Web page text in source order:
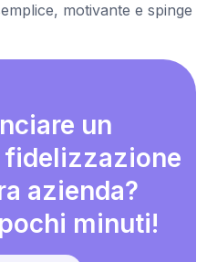
motivante e spinge
un
fidelizzazione
azienda?
minuti!